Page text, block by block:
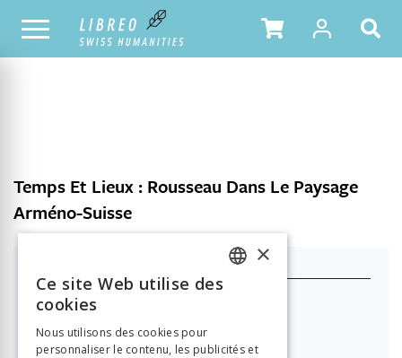
NOTRE CATALOGUE TABLE DES MATIÈRES
Temps Et Lieux : Rousseau Dans Le Paysage
Arméno-Suisse
J'achète ce produit
Format HTML (lecture en ligne)
40.40  ITALIAN
×
Ce site Web utilise des
cookies
Nous utilisons des cookies pour
personnaliser le contenu, les publicités et